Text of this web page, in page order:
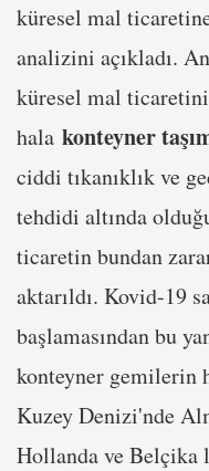
küresel mal
analizini açıkladı.
küresel mal
hala konteyner
ciddi tıkanıklık ve
tehdidi altında
ticaretin bundan
aktarıldı. Kovid-19
başlamasından bu
konteyner gemilerin
Kuzey Denizi'nde
Hollanda ve Belçika